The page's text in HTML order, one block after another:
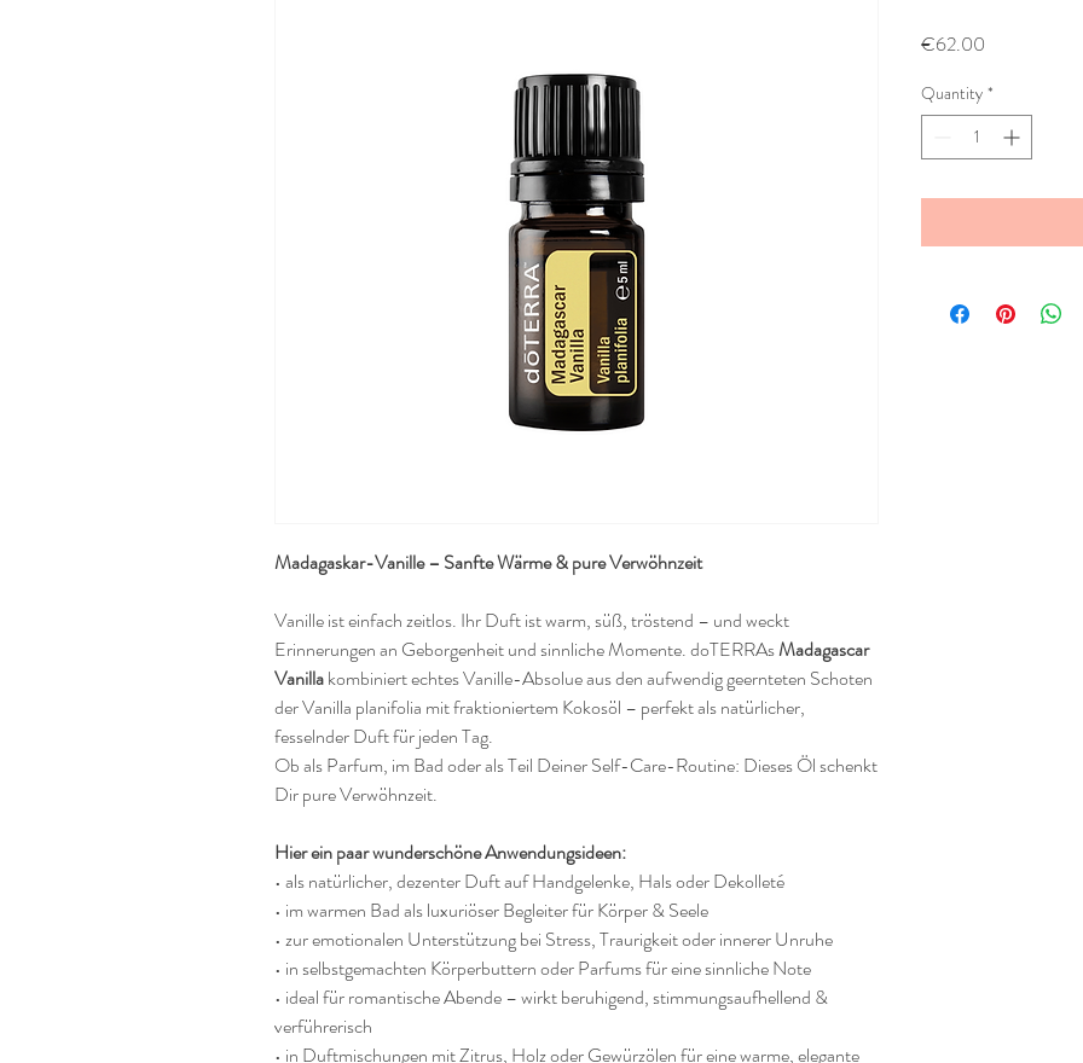
Madagaskar-Vanille – Sanfte Wärme & pure Verwöhnzeit
Vanille ist einfach zeitlos. Ihr Duft ist warm, süß, tröstend – und weckt
Erinnerungen an Geborgenheit und sinnliche Momente. doTERRAsMadagascar
Vanillakombiniert echtes Vanille-Absolue aus den aufwendig geernteten Schoten
der Vanilla planifolia mit fraktioniertem Kokosöl – perfekt als natürlicher,
fesselnder Duft für jeden Tag.
Ob als Parfum, im Bad oder als Teil Deiner Self-Care-Routine: Dieses Öl schenkt
Dir pure Verwöhnzeit.
Hier ein paar wunderschöne Anwendungsideen:
• als natürlicher, dezenter Duft auf Handgelenke, Hals oder Dekolleté
• im warmen Bad als luxuriöser Begleiter für Körper & Seele
• zur emotionalen Unterstützung bei Stress, Traurigkeit oder innerer Unruhe
• in selbstgemachten Körperbuttern oder Parfums für eine sinnliche Note
• ideal für romantische Abende – wirkt beruhigend, stimmungsaufhellend &
verführerisch
• in Duftmischungen mit Zitrus, Holz oder Gewürzölen für eine warme, elegante
€62.00
Quantity *